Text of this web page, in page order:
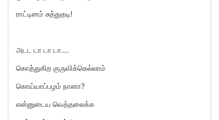
ராட்டினம் சுத்துதடி!
அடட டா டா டா….
கொத்துகிற குருவிக்கெல்லாம்
கொய்யாப்பழம் நானா?
என்னுடைய வெத்தலைக்க